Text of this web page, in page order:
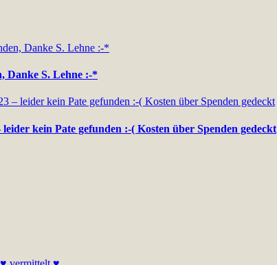
Danke S. Lehne :-*
kein Pate gefunden :-( Kosten über Spenden gedeckt